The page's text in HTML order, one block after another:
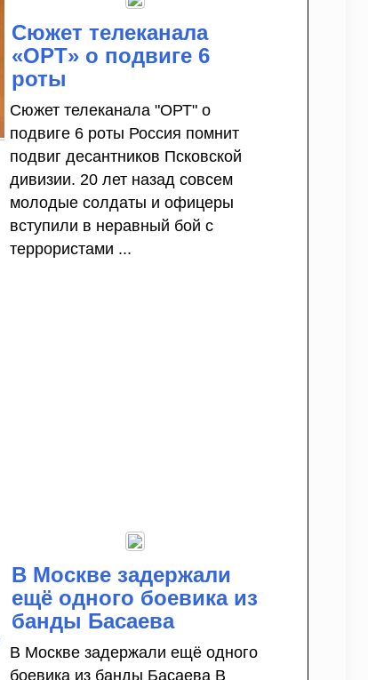
Сюжет телеканала
«ОРТ» о подвиге 6
роты
Сюжет телеканала "ОРТ" о
подвиге 6 роты Россия помнит
подвиг десантников Псковской
дивизии. 20 лет назад совсем
молодые солдаты и офицеры
вступили в неравный бой с
террористами ...
В Москве задержали
ещё одного боевика из
банды Басаева
В Москве задержали ещё одного
боевика из банды Басаева В